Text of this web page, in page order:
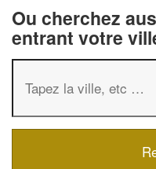
Ou cherchez
entrant votre